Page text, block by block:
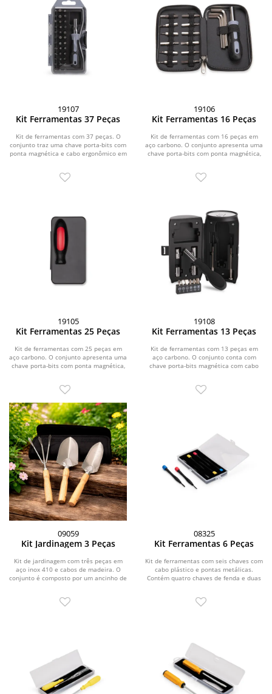
19107
Kit Ferramentas 37 Peças
Kit de ferramentas com 37 peças. O
conjunto traz uma chave porta-bits com
ponta magnética e cabo ergonômico em
19106
Kit Ferramentas 16 Peças
Kit de ferramentas com 16 peças em
aço carbono. O conjunto apresenta uma
chave porta-bits com ponta magnética,
19105
Kit Ferramentas 25 Peças
Kit de ferramentas com 25 peças em
aço carbono. O conjunto apresenta uma
chave porta-bits com ponta magnética,
19108
Kit Ferramentas 13 Peças
Kit de ferramentas com 13 peças em
aço carbono. O conjunto conta com
chave porta-bits magnética com cabo
09059
Kit Jardinagem 3 Peças
Kit de jardinagem com três peças em
aço inox 410 e cabos de madeira. O
conjunto é composto por um ancinho de
08325
Kit Ferramentas 6 Peças
Kit de ferramentas com seis chaves com
cabo plástico e pontas metálicas.
Contém quatro chaves de fenda e duas